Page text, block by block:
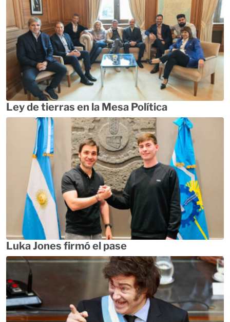
Ley de tierras en la Mesa Política
Luka Jones firmó el pase